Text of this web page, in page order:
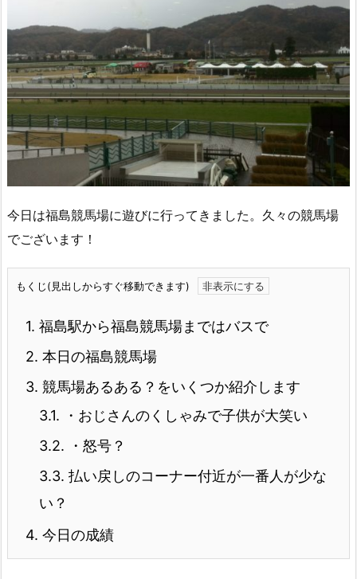
今日は福島競馬場に遊びに行ってきました。久々の競馬場
でございます！
もくじ(見出しからすぐ移動できます)
1. 福島駅から福島競馬場まではバスで
2. 本日の福島競馬場
3. 競馬場あるある？をいくつか紹介します
3.1. ・おじさんのくしゃみで子供が大笑い
3.2. ・怒号？
3.3. 払い戻しのコーナー付近が一番人が少な
い？
4. 今日の成績